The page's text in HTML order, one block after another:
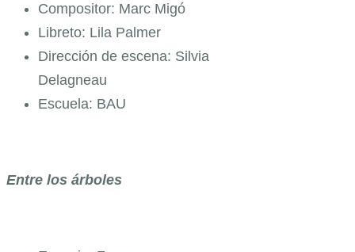
Compositor: Marc Migó
Libreto: Lila Palmer
Dirección de escena: Silvia
Delagneau
Escuela: BAU
Entre los árboles